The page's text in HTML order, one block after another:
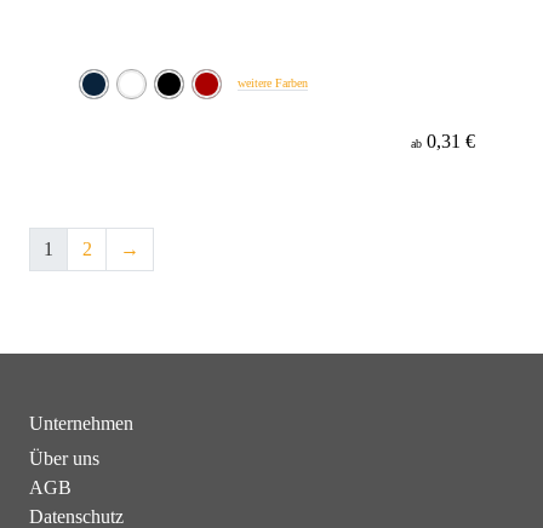
weitere Farben
ab 0,31 €
1 2 →
Unternehmen
Über uns
AGB
Datenschutz